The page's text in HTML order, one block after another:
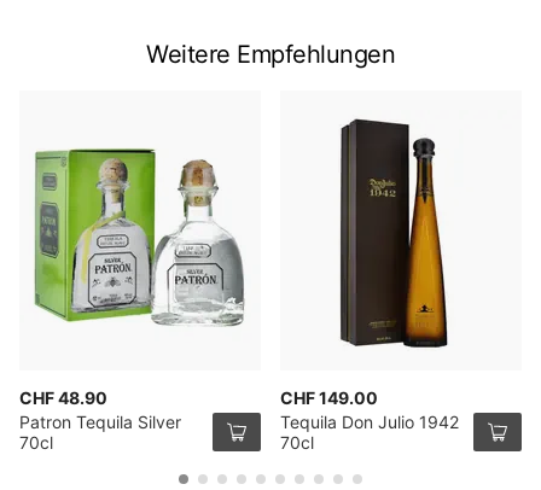
Weitere Empfehlungen
CHF 48.90
Patron Tequila Silver
70cl
CHF 149.00
Tequila Don Julio 1942
70cl